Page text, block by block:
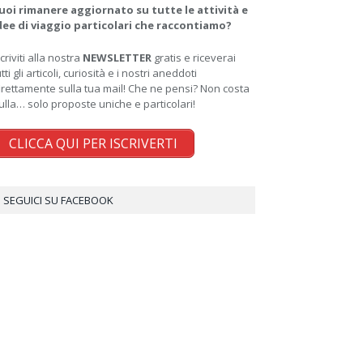
rimanere aggiornato su tutte le attività e
di viaggio particolari che raccontiamo?
alla nostra NEWSLETTER gratis e riceverai
gli articoli, curiosità e i nostri aneddoti
sulla tua mail! Che ne pensi? Non costa
solo proposte uniche e particolari!
CLICCA QUI PER ISCRIVERTI
SEGUICI SU FACEBOOK